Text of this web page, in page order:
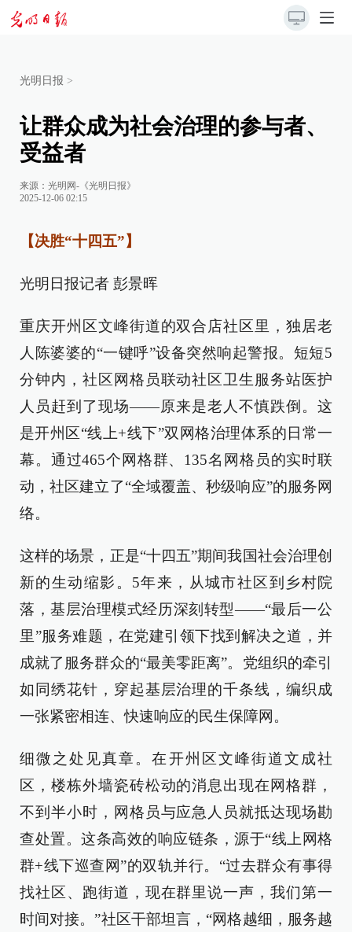
光明日报 >
让群众成为社会治理的参与者、
受益者
来源： 光明网-《光明日报》
2025-12-06 02:15
【决胜“十四五”】
光明日报记者 彭景晖
重庆开州区文峰街道的双合店社区里，独居老
人陈婆婆的“一键呼”设备突然响起警报。短短5
分钟内，社区网格员联动社区卫生服务站医护
人员赶到了现场——原来是老人不慎跌倒。这
是开州区“线上+线下”双网格治理体系的日常一
幕。通过465个网格群、135名网格员的实时联
动，社区建立了“全域覆盖、秒级响应”的服务网
络。
这样的场景，正是“十四五”期间我国社会治理创
新的生动缩影。5年来，从城市社区到乡村院
落，基层治理模式经历深刻转型——“最后一公
里”服务难题，在党建引领下找到解决之道，并
成就了服务群众的“最美零距离”。党组织的牵引
如同绣花针，穿起基层治理的千条线，编织成
一张紧密相连、快速响应的民生保障网。
细微之处见真章。在开州区文峰街道文成社
区，楼栋外墙瓷砖松动的消息出现在网格群，
不到半小时，网格员与应急人员就抵达现场勘
查处置。这条高效的响应链条，源于“线上网格
群+线下巡查网”的双轨并行。“过去群众有事得
找社区、跑街道，现在群里说一声，我们第一
时间对接。”社区干部坦言，“网格越细，服务越